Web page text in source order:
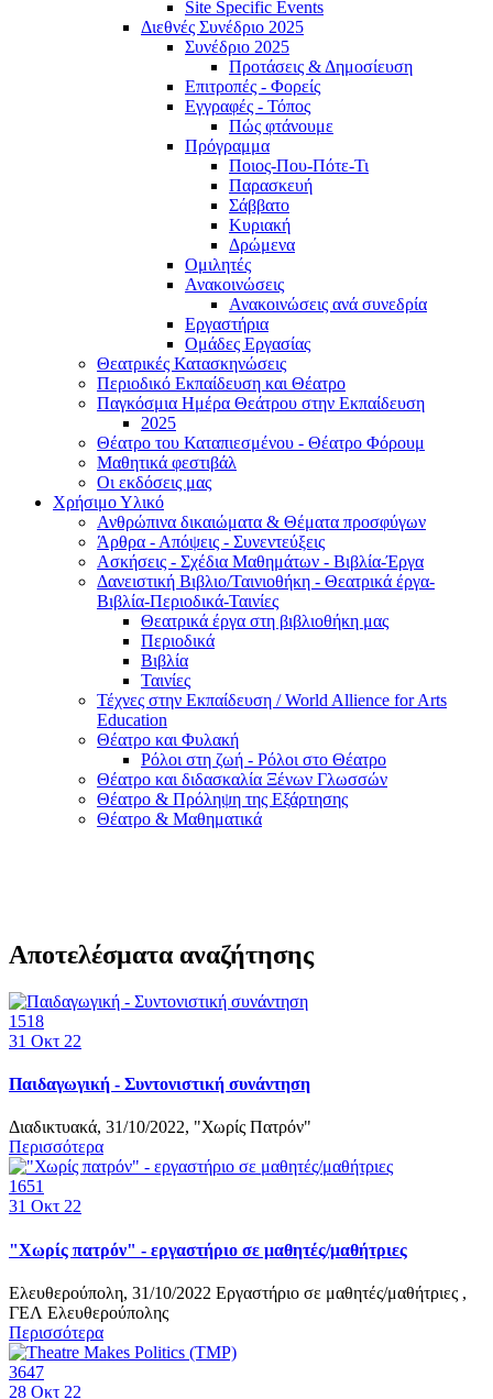
Site Specific Events
Διεθνές Συνέδριο 2025
Συνέδριο 2025
Προτάσεις & Δημοσίευση
Επιτροπές - Φορείς
Εγγραφές - Τόπος
Πώς φτάνουμε
Πρόγραμμα
Ποιος-Που-Πότε-Τι
Παρασκευή
Σάββατο
Κυριακή
Δρώμενα
Ομιλητές
Ανακοινώσεις
Ανακοινώσεις ανά συνεδρία
Εργαστήρια
Ομάδες Εργασίας
Θεατρικές Κατασκηνώσεις
Περιοδικό Εκπαίδευση και Θέατρο
Παγκόσμια Ημέρα Θεάτρου στην Εκπαίδευση
2025
Θέατρο του Καταπιεσμένου - Θέατρο Φόρουμ
Μαθητικά φεστιβάλ
Οι εκδόσεις μας
Χρήσιμο Υλικό
Ανθρώπινα δικαιώματα & Θέματα προσφύγων
Άρθρα - Απόψεις - Συνεντεύξεις
Ασκήσεις - Σχέδια Μαθημάτων - Βιβλία-Έργα
Δανειστική Βιβλιο/Ταινιοθήκη - Θεατρικά έργα-
Βιβλία-Περιοδικά-Ταινίες
Θεατρικά έργα στη βιβλιοθήκη μας
Περιοδικά
Βιβλία
Ταινίες
Τέχνες στην Εκπαίδευση / World Allience for Arts
Education
Θέατρο και Φυλακή
Ρόλοι στη ζωή - Ρόλοι στο Θέατρο
Θέατρο και διδασκαλία Ξένων Γλωσσών
Θέατρο & Πρόληψη της Εξάρτησης
Θέατρο & Μαθηματικά
Αποτελέσματα αναζήτησης
1518
31 Οκτ 22
Παιδαγωγική - Συντονιστική συνάντηση
Διαδικτυακά, 31/10/2022, "Χωρίς Πατρόν"
Περισσότερα
1651
31 Οκτ 22
"Χωρίς πατρόν" - εργαστήριο σε μαθητές/μαθήτριες
Ελευθερούπολη, 31/10/2022 Εργαστήριο σε μαθητές/μαθήτριες ,
ΓΕΛ Ελευθερούπολης
Περισσότερα
3647
28 Οκτ 22